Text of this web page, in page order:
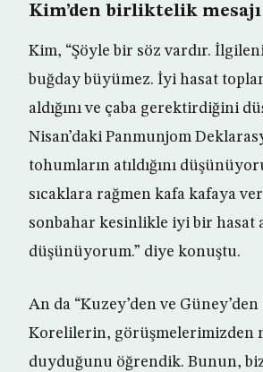
Kim’den birliktelik mesajı
Kim, “Şöyle bir söz vardır.
buğday büyümez. İyi hasat
aldığını ve çaba gerektirdiğini
Nisan’daki Panmunjom
tohumların atıldığını
sıcaklara rağmen kafa kafaya
sonbahar kesinlikle iyi bir hasat
düşünüyorum.” diye konuştu.
An da “Kuzey’den ve
Korelilerin, görüşmelerimizden
duyduğunu öğrendik. Bunun,